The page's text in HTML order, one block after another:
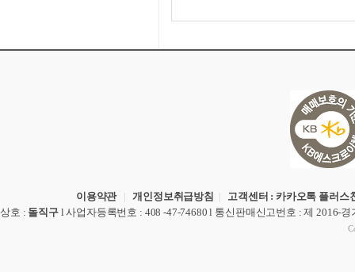
이용약관 |개인정보취급방침 | 고객센터 : 카카오톡 플러스
상호 : 돌직구 l사업자등록번호 : 408 -47-74680 l 통신판매신고번호 : 제 2016-